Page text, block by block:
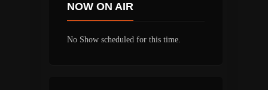
NOW ON AIR
No Show scheduled for this time.